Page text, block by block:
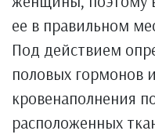
ее в правильном
Под действием
половых гормонов
кровенаполнения
расположенных